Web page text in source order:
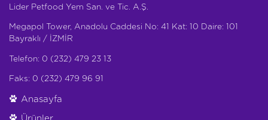
Lider Petfood Yem San. ve Tic. A.Ş.
Megapol Tower, Anadolu Caddesi No: 41 Kat: 10 Daire: 101
Bayraklı / İZMİR
Telefon: 0 (232) 479 23 13
Faks: 0 (232) 479 96 91
Anasayfa